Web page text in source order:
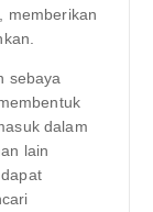
memberikan
sebaya
dalam
lain